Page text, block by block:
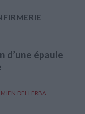
d’une épaule
DELLERBA